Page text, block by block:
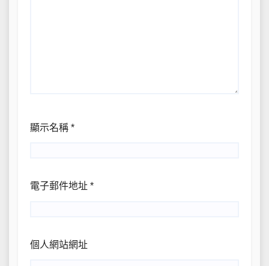
顯示名稱 *
電子郵件地址 *
個人網站網址